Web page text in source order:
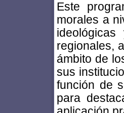
Este
morales a
regionales,
ámbito de
sus
función de
para